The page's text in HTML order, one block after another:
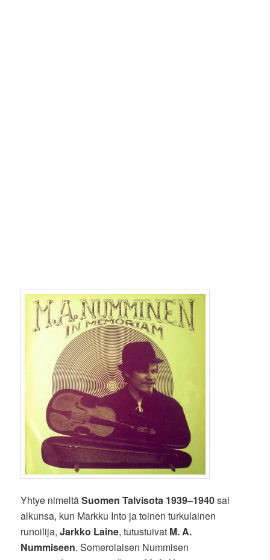
Yhtye nimeltäSuomen Talvisota 1939–1940sai
alkunsa, kun Markku Into ja toinen turkulainen
runoilija,Jarkko Laine, tutustuivat M. A.
Nummiseen. Somerolaisen Nummisen